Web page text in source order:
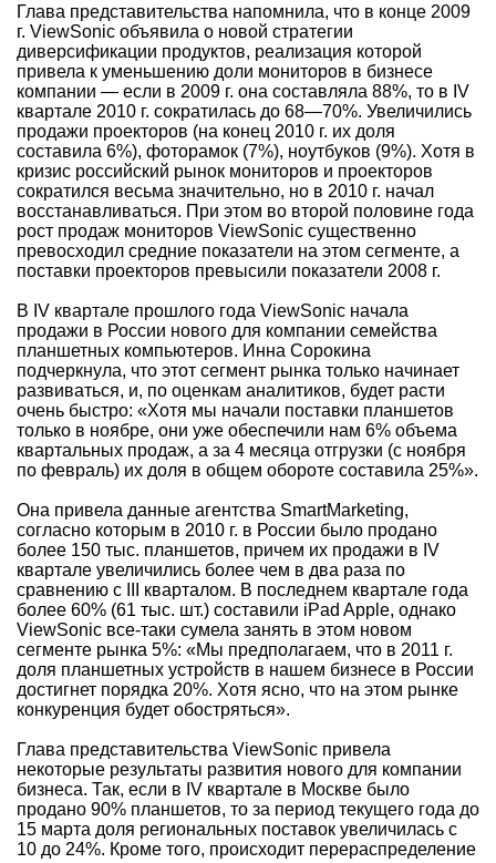
Глава представительства напомнила, что в конце 2009
г. ViewSonic объявила о новой стратегии
диверсификации продуктов, реализация которой
привела к уменьшению доли мониторов в бизнесе
компании — если в 2009 г. она составляла 88%, то в IV
квартале 2010 г. сократилась до 68—70%. Увеличились
продажи проекторов (на конец 2010 г. их доля
составила 6%), фоторамок (7%), ноутбуков (9%). Хотя в
кризис российский рынок мониторов и проекторов
сократился весьма значительно, но в 2010 г. начал
восстанавливаться. При этом во второй половине года
рост продаж мониторов ViewSonic существенно
превосходил средние показатели на этом сегменте, а
поставки проекторов превысили показатели 2008 г.
В IV квартале прошлого года ViewSonic начала
продажи в России нового для компании семейства
планшетных компьютеров. Инна Сорокина
подчеркнула, что этот сегмент рынка только начинает
развиваться, и, по оценкам аналитиков, будет расти
очень быстро: «Хотя мы начали поставки планшетов
только в ноябре, они уже обеспечили нам 6% объема
квартальных продаж, а за 4 месяца отгрузки (с ноября
по февраль) их доля в общем обороте составила 25%».
Она привела данные агентства SmartMarketing,
согласно которым в 2010 г. в России было продано
более 150 тыс. планшетов, причем их продажи в IV
квартале увеличились более чем в два раза по
сравнению с III кварталом. В последнем квартале года
более 60% (61 тыс. шт.) составили iPad Apple, однако
ViewSonic все-таки сумела занять в этом новом
сегменте рынка 5%: «Мы предполагаем, что в 2011 г.
доля планшетных устройств в нашем бизнесе в России
достигнет порядка 20%. Хотя ясно, что на этом рынке
конкуренция будет обостряться».
Глава представительства ViewSonic привела
некоторые результаты развития нового для компании
бизнеса. Так, если в IV квартале в Москве было
продано 90% планшетов, то за период текущего года до
15 марта доля региональных поставок увеличилась с
10 до 24%. Кроме того, происходит перераспределение